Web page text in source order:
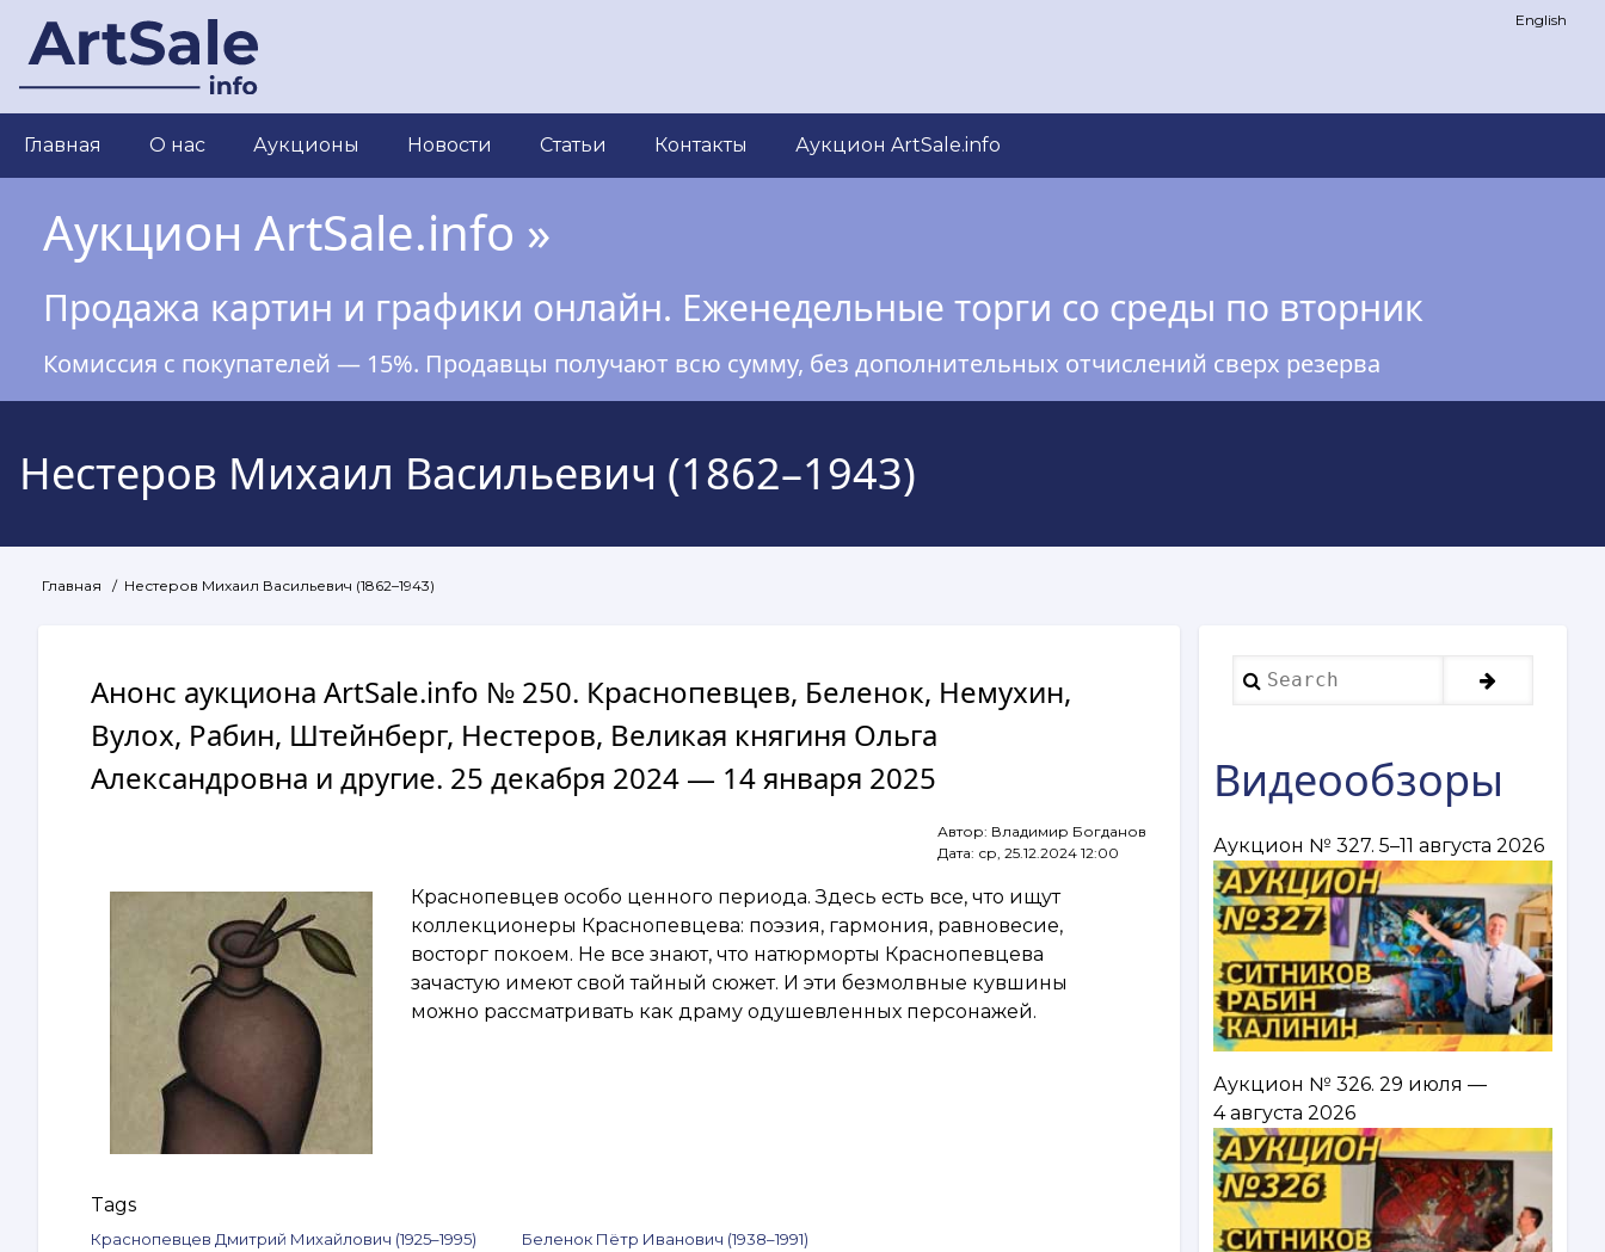
основному
English
Main
navigation
Главная О нас Аукционы Новости Статьи Контакты Аукцион ArtSale.info
Аукцион ArtSale.info »
Продажа картин и графики онлайн. Еженедельные торги со среды по вторник
Комиссия с покупателей — 15%. Продавцы получают всю сумму, без дополнительных отчислений сверх резерва
Нестеров Михаил Васильевич (1862–1943)
Строка
Главная Нестеров Михаил Васильевич (1862–1943)
Анонс аукциона ArtSale.info № 250. Краснопевцев, Беленок, Немухин,
Вулох, Рабин, Штейнберг, Нестеров, Великая княгиня Ольга
Александровна и другие. 25 декабря 2024 — 14 января 2025
Автор: Владимир Богданов
Дата: ср, 25.12.2024 12:00
Краснопевцев особо ценного периода. Здесь есть все, что ищут
коллекционеры Краснопевцева: поэзия, гармония, равновесие,
восторг покоем. Не все знают, что натюрморты Краснопевцева
зачастую имеют свой тайный сюжет. И эти безмолвные кувшины
можно рассматривать как драму одушевленных персонажей.
Tags
Краснопевцев Дмитрий Михайлович (1925–1995) Беленок Пётр Иванович (1938–1991)
Search
Видеообзоры
Аукцион № 327. 5–11 августа 2026
Аукцион № 326. 29 июля —
4 августа 2026